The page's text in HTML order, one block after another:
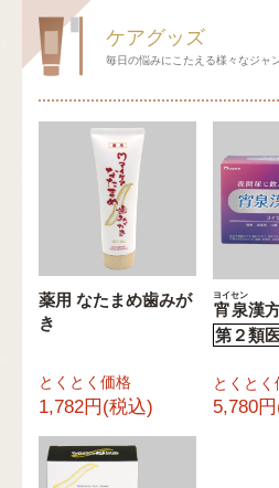
ケアグッズ
毎日の悩みにこたえる様々なジャ
薬用 なたまめ歯みが
き
とくとく価格
1,782円(税込)
宵泉
ヨイセン
漢
第２類
とくとく
5,780